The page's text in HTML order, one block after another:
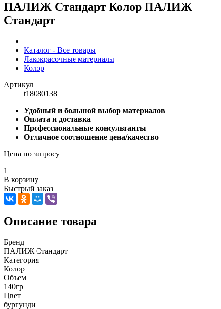
ПАЛИЖ Стандарт Колор ПАЛИЖ
Стандарт
Каталог - Все товары
Лакокрасочные материалы
Колор
Артикул
t18080138
Удобный и большой выбор материалов
Оплата и доставка
Профессиональные консультанты
Отличное соотношение цена/качество
Цена по запросу
1
В корзину
Быстрый заказ
Описание товара
Бренд
ПАЛИЖ Стандарт
Категория
Колор
Объем
140гр
Цвет
бургунди